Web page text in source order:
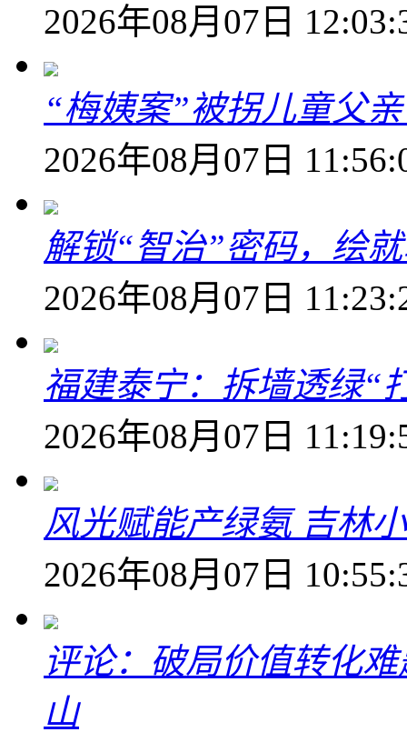
2026年08月07日
“梅姨案”被拐儿童父
2026年08月07日
解锁“智治”密码，绘
2026年08月07日
福建泰宁：拆墙透绿“
2026年08月07日
风光赋能产绿氨 吉林
2026年08月07日
评论：破局价值转化
山